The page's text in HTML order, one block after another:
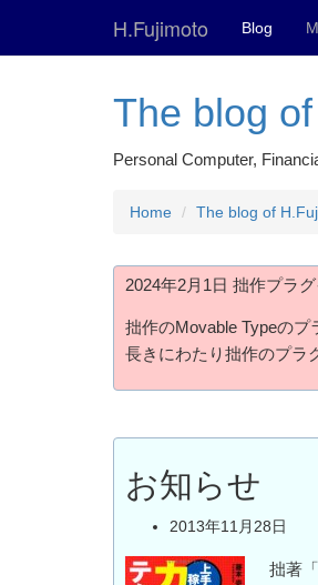
H.Fujimoto Blog
The blog
Personal Computer,
Home The blog of
2024年2月1日 拙作プラ
拙作のMovable Typeのプ
長きにわたり拙作のプラ
お知らせ
2013年11月28日
拙著「